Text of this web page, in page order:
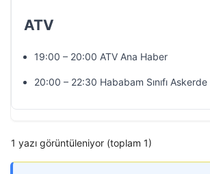
ATV
19:00 – 20:00 ATV Ana Haber
20:00 – 22:30 Hababam Sınıfı Askerde
1 yazı görüntüleniyor (toplam 1)